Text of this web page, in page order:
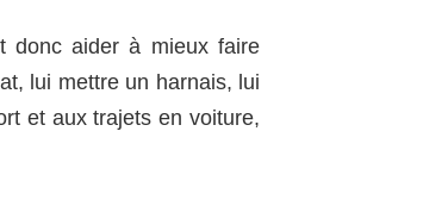
donc aider à mieux faire
lui mettre un harnais, lui
et aux trajets en voiture,